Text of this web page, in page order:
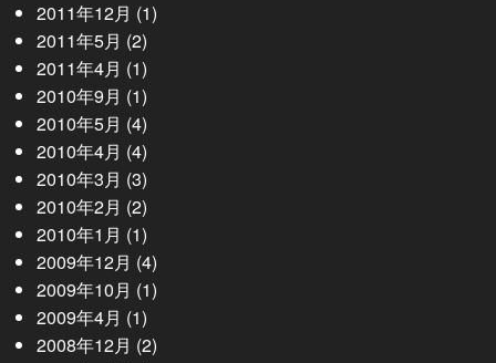
2011年12月 (1)
2011年5月 (2)
2011年4月 (1)
2010年9月 (1)
2010年5月 (4)
2010年4月 (4)
2010年3月 (3)
2010年2月 (2)
2010年1月 (1)
2009年12月 (4)
2009年10月 (1)
2009年4月 (1)
2008年12月 (2)